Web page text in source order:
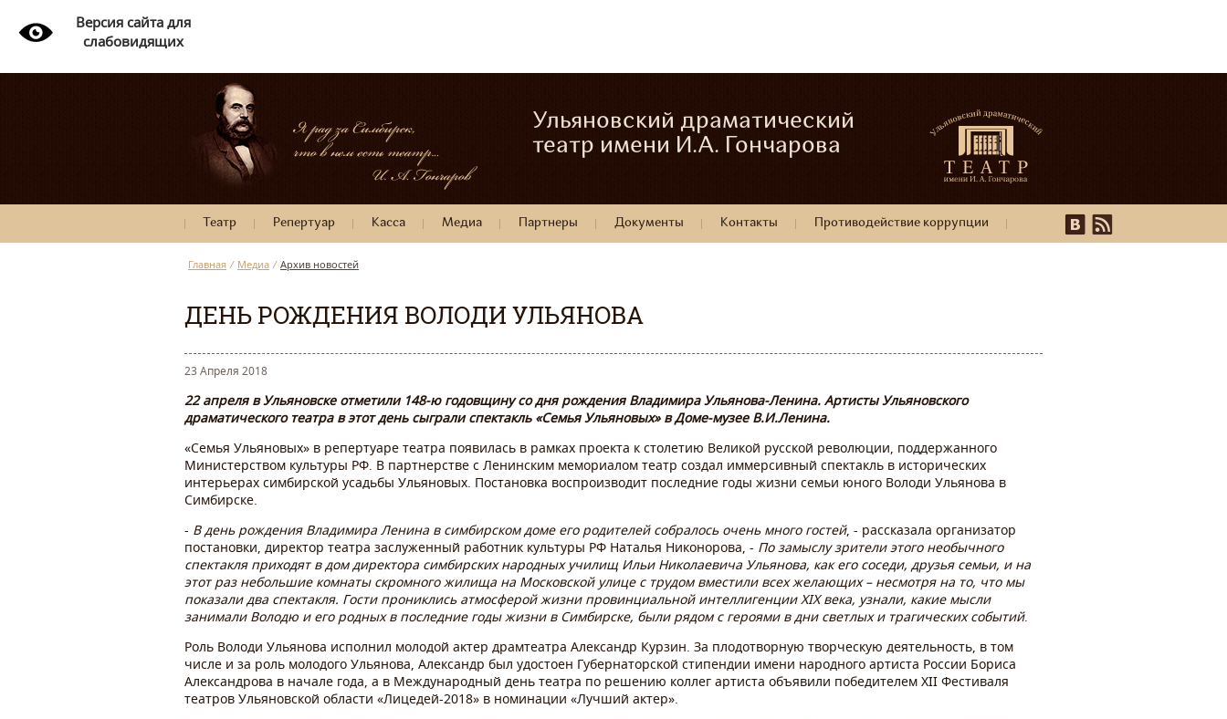
Версия сайта для
слабовидящих
Ульяновский драматический
театр имени И.А. Гончарова
Театр Репертуар Касса Медиа Партнеры Документы Контакты Противодействие коррупции
Главная / Медиа / Архив новостей
ДЕНЬ РОЖДЕНИЯ ВОЛОДИ УЛЬЯНОВА
23 Апреля 2018
22 апреля в Ульяновске отметили 148-ю годовщину со дня рождения Владимира Ульянова-Ленина. Артисты Ульяновского
драматического театра в этот день сыграли спектакль «Семья Ульяновых» в Доме-музее В.И.Ленина.
«Семья Ульяновых» в репертуаре театра появилась в рамках проекта к столетию Великой русской революции, поддержанного
Министерством культуры РФ. В партнерстве с Ленинским мемориалом театр создал иммерсивный спектакль в исторических
интерьерах симбирской усадьбы Ульяновых. Постановка воспроизводит последние годы жизни семьи юного Володи Ульянова в
Симбирске.
- В день рождения Владимира Ленина в симбирском доме его родителей собралось очень много гостей, - рассказала организатор
постановки, директор театра заслуженный работник культуры РФ Наталья Никонорова, - По замыслу зрители этого необычного
спектакля приходят в дом директора симбирских народных училищ Ильи Николаевича Ульянова, как его соседи, друзья семьи, и на
этот раз небольшие комнаты скромного жилища на Московской улице с трудом вместили всех желающих – несмотря на то, что мы
показали два спектакля. Гости прониклись атмосферой жизни провинциальной интеллигенцииXIXвека, узнали, какие мысли
занимали Володю и его родных в последние годы жизни в Симбирске, были рядом с героями в дни светлых и трагических событий.
Роль Володи Ульянова исполнил молодой актер драмтеатра Александр Курзин. За плодотворную творческую деятельность, в том
числе и за роль молодого Ульянова, Александр был удостоен Губернаторской стипендии имени народного артиста России Бориса
Александрова в начале года, а в Международный день театра по решению коллег артиста объявили победителем XII Фестиваля
театров Ульяновской области «Лицедей-2018» в номинации «Лучший актер».